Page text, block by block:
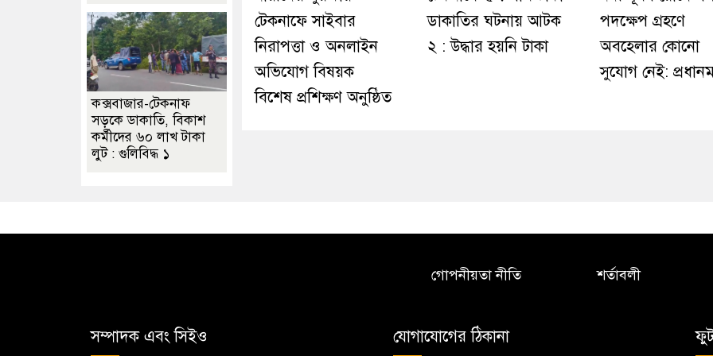
টেকনাফে সাইবার
নিরাপত্তা ও অনলাইন
অভিযোগ বিষয়ক
বিশেষ প্রশিক্ষণ অনুষ্ঠিত
ডাকাতির ঘটনায় আটক
২ : উদ্ধার হয়নি টাকা
পদক্ষেপ গ্রহণে
অবহেলার কোনো
সুযোগ নেই:
কক্সবাজার-টেকনাফ
সড়কে ডাকাতি, বিকাশ
কর্মীদের ৬০ লাখ টাকা
লুট : গুলিবিদ্ধ ১
গোপনীয়তা নীতি শর্তাবলী
সম্পাদক এবং সিইও যোগাযোগের ঠিকানা